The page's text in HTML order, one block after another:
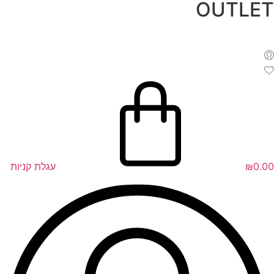
דלג
OUTLET
₪0.00 עגלת קניות